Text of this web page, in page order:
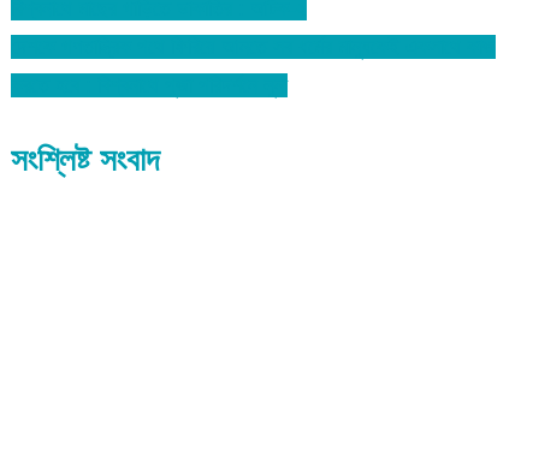
Post
navigation
সংশ্লিষ্ট সংবাদ